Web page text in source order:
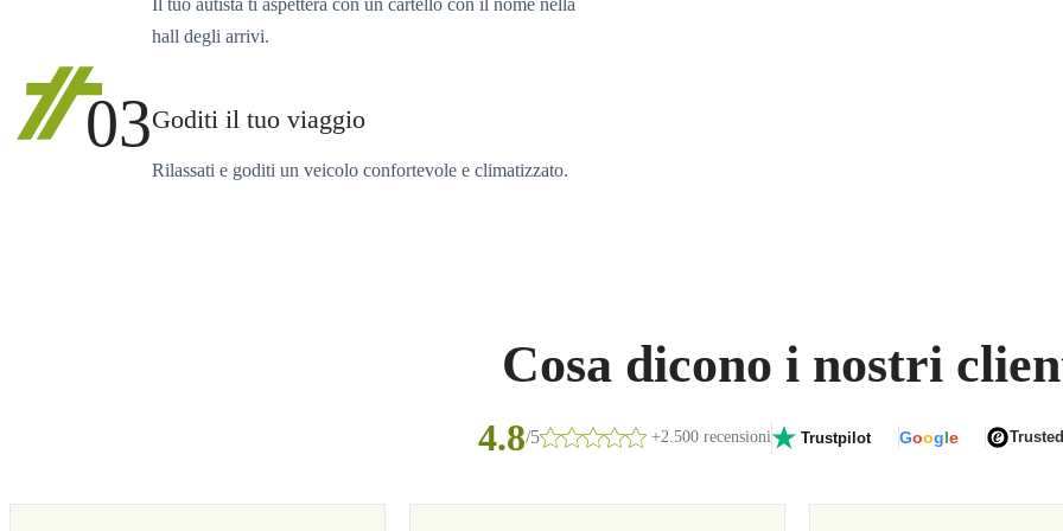
hall degli arrivi.
03Goditi il tuo viaggio
Rilassati e goditi un veicolo confortevole e climatizzato.
Cosa dicono i nostri
4.8/5 +2.500 recensioni Trustpilot Google